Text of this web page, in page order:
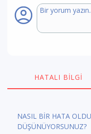
HATALI BILGI
NASIL BİR HATA
DÜŞÜNÜYORSUNUZ?